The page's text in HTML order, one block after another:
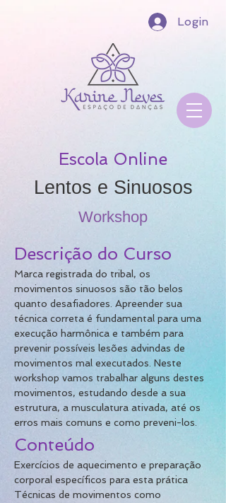
Login
Escola Online
Lentos e Sinuosos
Workshop
Descrição do Curso
Marca registrada do tribal, os
movimentos sinuosos são tão belos
quanto desafiadores. Apreender sua
técnica correta é fundamental para uma
execução harmônica e também para
prevenir possíveis lesões advindas de
movimentos mal executados. Neste
workshop vamos trabalhar alguns destes
movimentos, estudando desde a sua
estrutura, a musculatura ativada, até os
erros mais comuns e como preveni-los.
Conteúdo
Exercícios de aquecimento e preparação
corporal específicos para esta prática
Técnicas de movimentos como